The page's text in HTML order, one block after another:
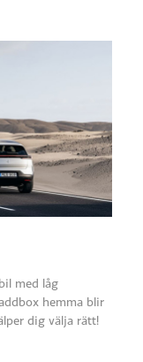
med låg
hemma blir
dig välja rätt!